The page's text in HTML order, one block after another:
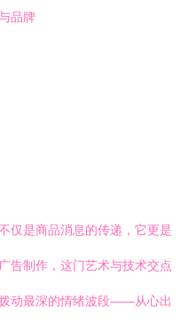
品牌
仅是商品消息的传递，它更是
告制作，这门艺术与技术交点
动最深的情绪波段——从心出